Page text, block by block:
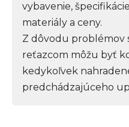
vybavenie,
materiály a ceny.
Z dôvodu problémov
reťazcom môžu byť
kedykoľvek
predchádzajúceho